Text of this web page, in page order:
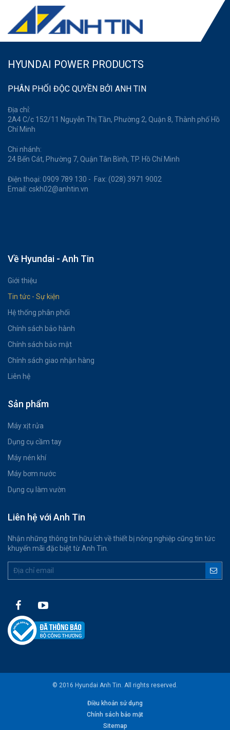
HYUNDAI POWER PRODUCTS
PHÂN PHỐI ĐỘC QUYỀN BỞI ANH TIN
Địa chỉ:
2A4 C/c 152/11 Nguyễn Thị Tần, Phường 2, Quận 8, Thành phố Hồ
Chí Minh
Chi nhánh:
24 Bến Cát, Phường 7, Quận Tân Bình, TP. Hồ Chí Minh
Điện thoại: 0909 789 130 - Fax: (028) 3971 9002
Email: cskh02@anhtin.vn
Về Hyundai - Anh Tin
Giới thiệu
Tin tức - Sự kiện
Hệ thống phân phối
Chính sách bảo hành
Chính sách bảo mật
Chính sách giao nhận hàng
Liên hệ
Sản phẩm
Máy xịt rửa
Dụng cụ cầm tay
Máy nén khí
Máy bơm nước
Dụng cụ làm vườn
Liên hệ với Anh Tin
Nhận những thông tin hữu ích về thiết bị nông nghiệp cũng tin tức
khuyến mãi đặc biệt từ Anh Tin.
© 2016 Hyundai Anh Tin. All rights reserved.
Điều khoản sử dụng
Chính sách bảo mật
Sitemap